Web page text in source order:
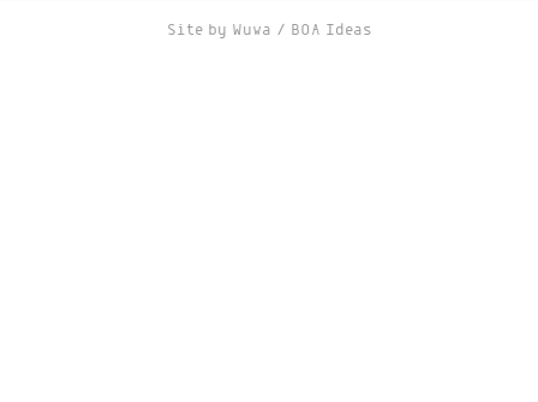
Site by Wuwa / BOA Ideas